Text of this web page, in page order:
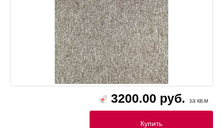
3200.00 руб. за кв.м
Купить